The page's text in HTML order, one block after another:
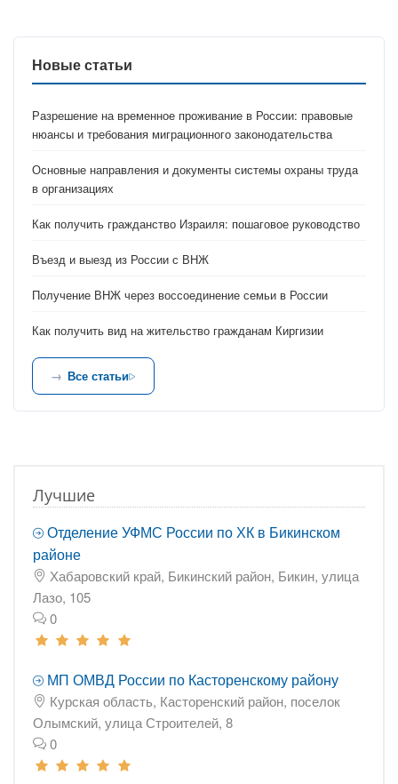
Новые статьи
Разрешение на временное проживание в России: правовые
нюансы и требования миграционного законодательства
Основные направления и документы системы охраны труда
в организациях
Как получить гражданство Израиля: пошаговое руководство
Въезд и выезд из России с ВНЖ
Получение ВНЖ через воссоединение семьи в России
Как получить вид на жительство гражданам Киргизии
Все статьи
Лучшие
Отделение УФМС России по ХК в Бикинском
районе
Хабаровский край, Бикинский район, Бикин, улица
Лазо, 105
0
МП ОМВД России по Касторенскому району
Курская область, Касторенский район, поселок
Олымский, улица Строителей, 8
0